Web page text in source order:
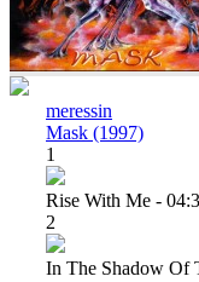
meressin
Mask (1997)
1
Rise With Me -
2
In The Shadow Of